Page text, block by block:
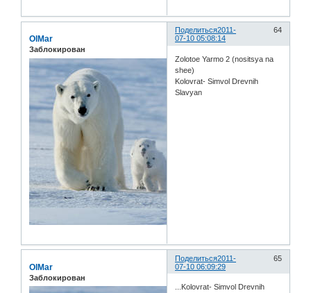
Поделиться 64
2011-
07-10 05:08:14
OlMar
Заблокирован
Zolotoe Yarmo 2 (nositsya na
shee)
Kolovrat- Simvol Drevnih
Slavyan
Поделиться 65
2011-
07-10 06:09:29
OlMar
Заблокирован
...Kolovrat- Simvol Drevnih